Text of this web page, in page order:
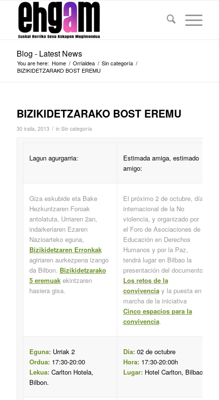
Blog - Latest News
You are here: Home / Orrialdea / Sin categoría /
BIZIKIDETZARAKO BOST EREMU
BIZIKIDETZARAKO BOST EREMU
30 iraila, 2013 / in Sin categoría
Lagun agurgarria:
Estimada amiga, estimado
amigo:
Giza eskubide eta Bake
Hezkuntzaren Foroak
antolatuta, Urriaren 2an,
indarkeriaren Ezaren
Nazioarteko eguna,
Bizikidetzaren Erronkak
agiriaren aurkezpena izango
da Bilbon. Bizikidetzarako
5 eremuakekintzaren
hasiera gisa.
El próximo 2 de octubre, día
internacional de la No
violencia, y organizado por
el Foro de Asociaciones de
Educación en Derechos
Humanos y por la Paz,
tendrá lugar en Bilbao la
presentación del documento
Los retos de la
convivenciay la puesta en
marcha de la iniciativa
Cinco espacios para la
convivencia.
Eguna:Urriak 2
Ordua:17:30-20:00
Lekua:Carlton Hotela,
Bilbon.
Día:02 de octubre
Hora:17:30-20:00h
Lugar:Hotel Carlton, Bilbao.